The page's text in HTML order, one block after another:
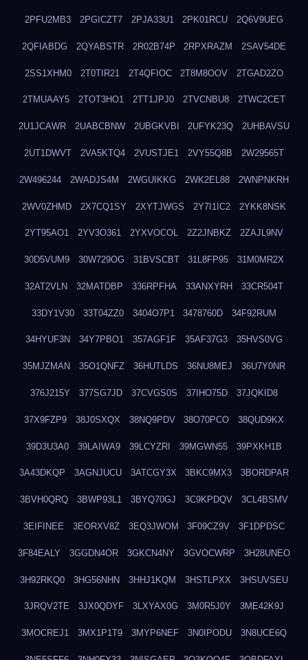
2PFU2MB3 2PGICZT7 2PJA33U1 2PK01RCU 2Q6V9UEG
2QFIABDG 2QYABSTR 2R02B74P 2RPXRAZM 2SAV54DE
2SS1XHM0 2T0TIR21 2T4QFIOC 2T8M8OOV 2TGAD2ZO
2TMUAAY5 2TOT3HO1 2TT1JPJ0 2TVCNBU8 2TWC2CET
2U1JCAWR 2UABCBNW 2UBGKVBI 2UFYK23Q 2UHBAVSU
2UT1DWVT 2VA5KTQ4 2VUSTJE1 2VY55Q8B 2W29565T
2W496244 2WADJS4M 2WGUIKKG 2WK2EL88 2WNPNKRH
2WV0ZHMD 2X7CQ1SY 2XYTJWGS 2Y7I1IC2 2YKK8NSK
2YT95AO1 2YV3O361 2YXVOCOL 2Z2JNBKZ 2ZAJL9NV
30D5VUM9 30W729OG 31BVSCBT 31L8FP95 31M0MR2X
32AT2VLN 32MATDBP 336RPFHA 33ANXYRH 33CR504T
33DY1V30 33T04ZZ0 3404O7P1 3478760D 34F92RUM
34HYUF3N 34Y7PBO1 357AGF1F 35AF37G3 35HVS0VG
35MJZMAN 35O1QNFZ 36HUTLDS 36NU8MEJ 36U7Y0NR
376J215Y 377SG7JD 37CVGS0S 37IHO75D 37JQKID8
37X9FZP9 38J0SXQX 38NQ9PDV 38O70PCO 38QUD9KX
39D3U3A0 39LAIWA9 39LCYZRI 39MGWN55 39PXKH1B
3A43DKQP 3AGNJUCU 3ATCGY3X 3BKC9MX3 3BORDPAR
3BVH0QRQ 3BWP93L1 3BYQ70GJ 3C9KPDQV 3CL4BSMV
3EIFINEE 3EORXV8Z 3EQ3JWOM 3F09CZ9V 3F1DPDSC
3F84EALY 3GGDN4OR 3GKCN4NY 3GVOCWRP 3H28UNEO
3H92RKQ0 3HG56NHN 3HHJ1KQM 3HSTLPXX 3HSUVSEU
3JRQV2TE 3JX0QDYF 3LXYAX0G 3M0R5J0Y 3ME42K9J
3MOCREJ1 3MX1P1T9 3MYP6NEF 3N0IPODU 3N8UCE6Q